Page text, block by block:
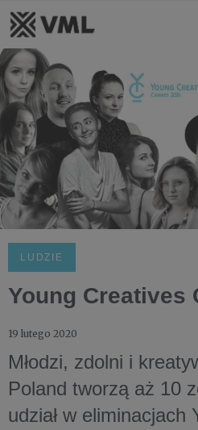
LUDZIE
Young Creatives
19 lutego 2020
Młodzi, zdolni i
Poland tworzą aż 10
udział w eliminacjach